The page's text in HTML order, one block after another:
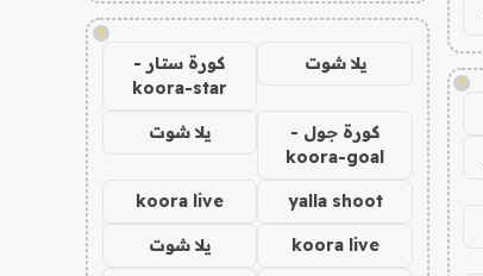
!
!
يلا شوت
كورة ستار -
koora-star
كورة جول -
koora-goal
يلا شوت
yalla shoot
koora live
koora live يلا شوت